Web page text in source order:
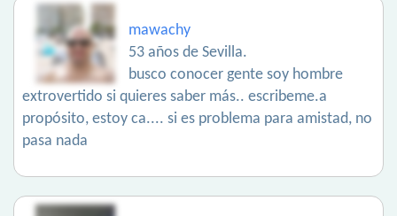
mawachy
53 años de Sevilla.
busco conocer gente soy hombre
extrovertido si quieres saber más.. escribeme.a
propósito, estoy ca.... si es problema para amistad, no
pasa nada